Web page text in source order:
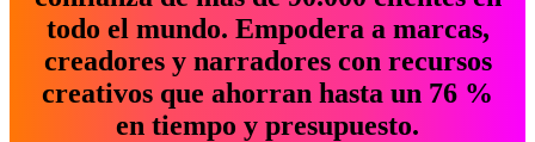
todo el mundo. Empodera a marcas,
creadores y narradores con recursos
creativos que ahorran hasta un 76 %
en tiempo y presupuesto.